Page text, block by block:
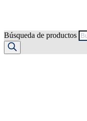
Búsqueda de productos